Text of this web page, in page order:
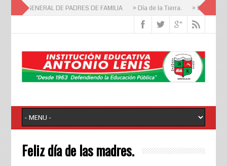
GENERAL DE PADRES DE FAMILIA » Día de la Tierra. » Saberes y
Feliz día de las madres.